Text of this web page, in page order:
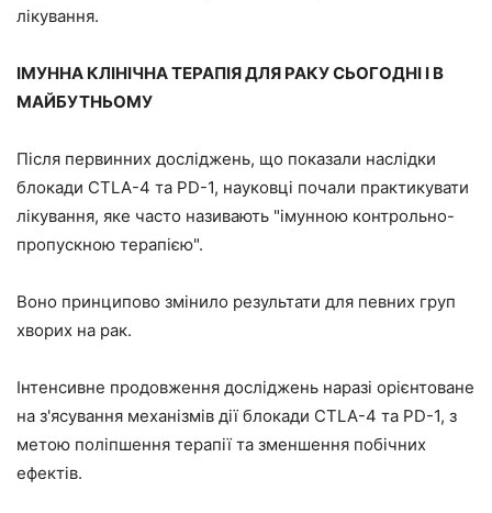
лікування.
ІМУННА КЛІНІЧНА ТЕРАПІЯ ДЛЯ РАКУ СЬОГОДНІ І В
МАЙБУТНЬОМУ
Після первинних досліджень, що показали наслідки
блокади CTLA-4 та PD-1, науковці почали практикувати
лікування, яке часто називають "імунною контрольно-
пропускною терапією".
Воно принципово змінило результати для певних груп
хворих на рак.
Інтенсивне продовження досліджень наразі орієнтоване
на з'ясування механізмів дії блокади CTLA-4 та PD-1, з
метою поліпшення терапії та зменшення побічних
ефектів.